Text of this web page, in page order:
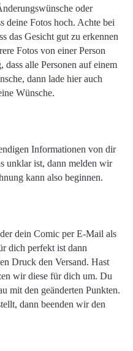
oder
deine Fotos hoch. Achte bei
das Gesicht gut zu erkennen
Fotos von einer Person
alle Personen auf einem
dann lade hier auch
Wünsche.
Informationen von dir
unklar ist, dann melden wir
kann also beginnen.
dein Comic per E-Mail als
dich perfekt ist dann
Druck den Versand. Hast
wir diese für dich um. Du
mit den geänderten Punkten.
dann beenden wir den